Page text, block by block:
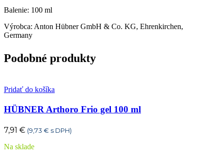
Balenie: 100 ml
Výrobca: Anton Hübner GmbH & Co. KG, Ehrenkirchen,
Germany
Podobné produkty
Pridať do košíka
HÜBNER Arthoro Frio gel 100 ml
7,91 € (9,73 € s DPH)
Na sklade